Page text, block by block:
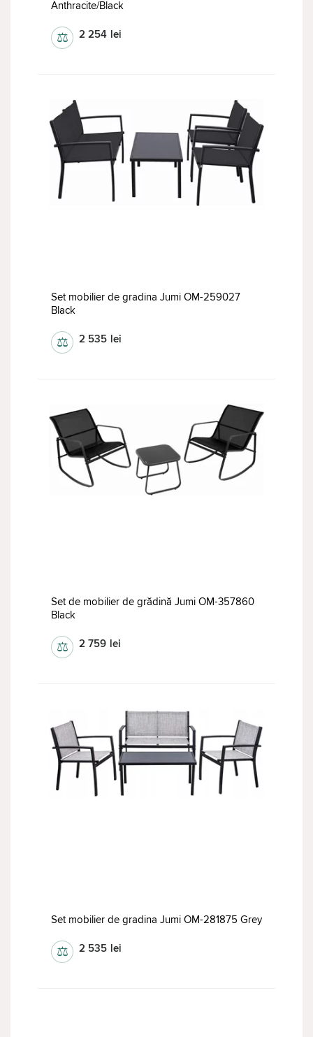
Anthracite/Black
2 254 lei
⚖
Set mobilier de gradina Jumi OM-259027
Black
2 535 lei
⚖
Set de mobilier de grădină Jumi OM-357860
Black
2 759 lei
⚖
Set mobilier de gradina Jumi OM-281875 Grey
2 535 lei
⚖